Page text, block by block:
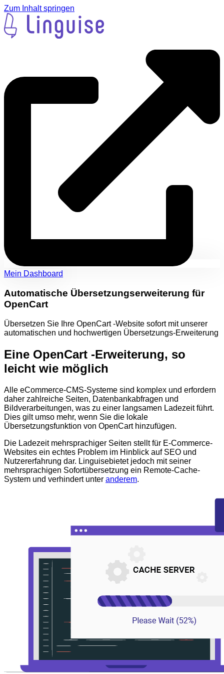
Zum Inhalt springen
Mein Dashboard
Automatische Übersetzungserweiterung für
OpenCart
Übersetzen Sie Ihre OpenCart -Website sofort mit unserer
automatischen und hochwertigen Übersetzungs-Erweiterung
Eine OpenCart -Erweiterung, so
leicht wie möglich
Alle eCommerce-CMS-Systeme sind komplex und erfordern
daher zahlreiche Seiten, Datenbankabfragen und
Bildverarbeitungen, was zu einer langsamen Ladezeit führt.
Dies gilt umso mehr, wenn Sie die lokale
Übersetzungsfunktion von OpenCart hinzufügen.
Die Ladezeit mehrsprachiger Seiten stellt für E-Commerce-
Websites ein echtes Problem im Hinblick auf SEO und
Nutzererfahrung dar. Linguisebietet jedoch mit seiner
mehrsprachigen Sofortübersetzung ein Remote-Cache-
System und verhindert unter anderem.